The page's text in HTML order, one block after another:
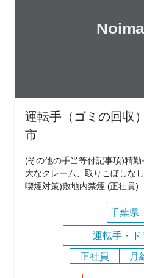
運転手（ゴミの回収
市
(その他の手当等付記事項)精
大なクレーム、取りこぼしな
喫煙対策)敷地内禁煙 (正社員)
千葉県
運転手・
正社員
月